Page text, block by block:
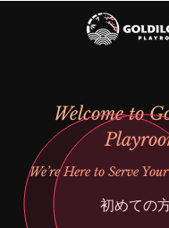
Welcome to
We’re Here to Serve
初めての